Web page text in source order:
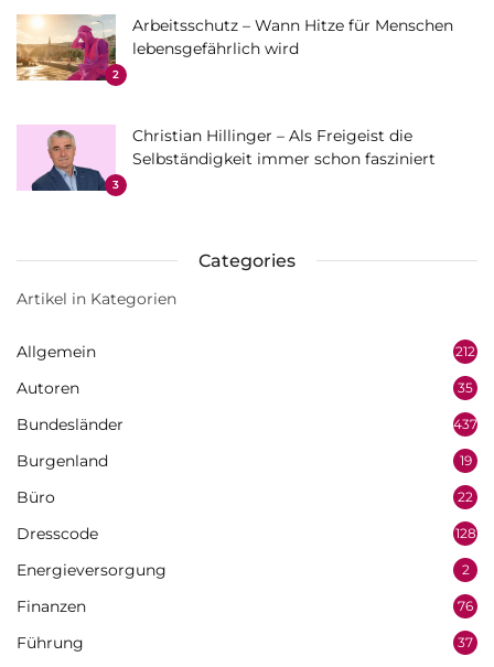
2
Arbeitsschutz – Wann Hitze für Menschen
lebensgefährlich wird
3
Christian Hillinger – Als Freigeist die
Selbständigkeit immer schon fasziniert
Categories
Artikel in Kategorien
Allgemein 212
Autoren 35
Bundesländer 437
Burgenland 19
Büro 22
Dresscode 128
Energieversorgung 2
Finanzen 76
Führung 37